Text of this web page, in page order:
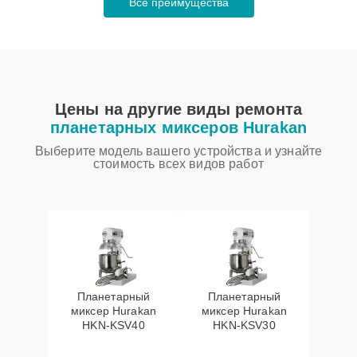
Цены на другие виды ремонта
планетарных миксеров Hurakan
Выберите модель вашего устройства и узнайте
стоимость всех видов работ
Планетарный
миксер Hurakan
HKN-KSV40
Планетарный
миксер Hurakan
HKN-KSV30